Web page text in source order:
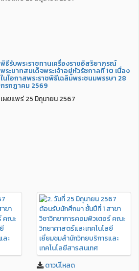
พิธีรับพระราชทานเครื่องราชอิสริยาภรณ์
พระบาทสมเด็จพระเจ้าอยู่หัวรัชกาลที่ 10 เนื่อง
ในโอกาสพระราชพิธีเฉลิมพระชนมพรรษา 28
กรกฏาคม 2569
เผยแพร่ 25 มิถุนายน 2567
ดาวน์โหลด